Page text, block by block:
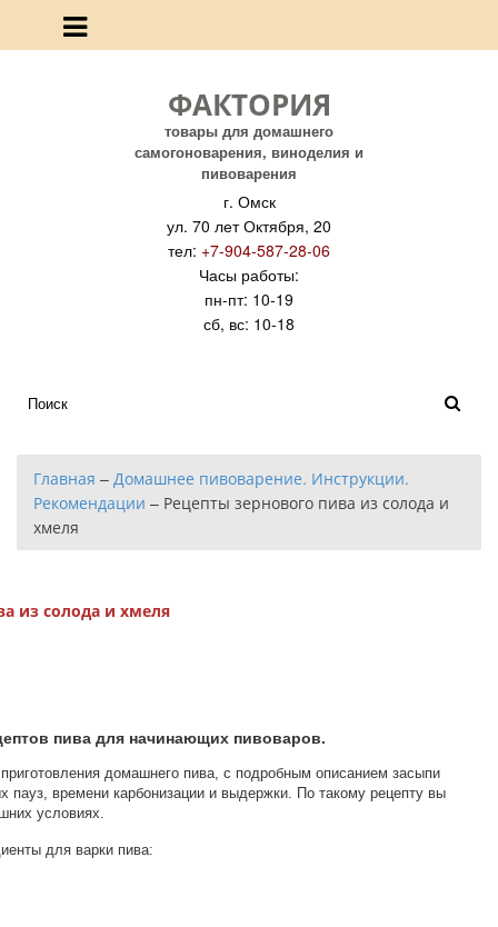
ФАКТОРИЯ
товары для домашнего
самогоноварения, виноделия и
пивоварения
г. Омск
ул. 70 лет Октября, 20
тел: +7-904-587-28-06
Часы работы:
пн-пт: 10-19
сб, вс: 10-18
Главная – Домашнее пивоварение. Инструкции.
Рекомендации – Рецепты зернового пива из солода и
хмеля
из солода и хмеля
пива для начинающих пивоваров.
домашнего пива, с подробным описанием засыпи
пауз, времени карбонизации и выдержки. По такому рецепту вы
условиях.
для варки пива: